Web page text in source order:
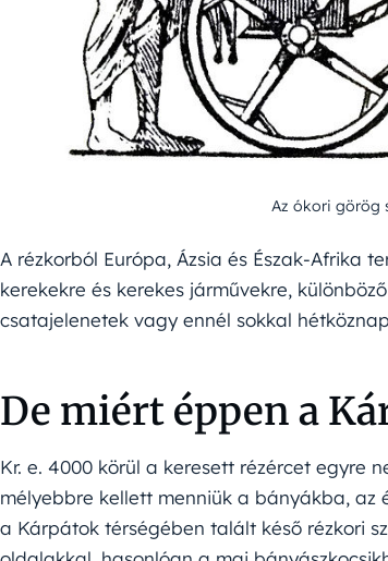
Az ókori görög
A rézkorból Európa, Ázsia és Észak-Afrika
kerekekre és kerekes járművekre,
csatajelenetek vagy ennél sokkal
De miért éppen a
Kr. e. 4000 körül a keresett rézércet egyre
mélyebbre kellett menniük a bányákba, az
a Kárpátok térségében talált késő rézkori